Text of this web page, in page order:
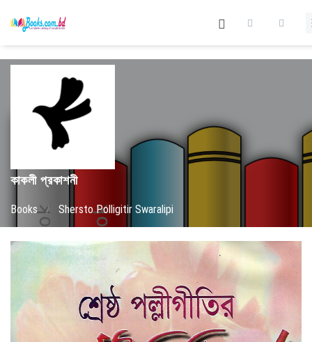
কাকলী প্রকাশনী
Books / Shersto Polligitir Swaralipi